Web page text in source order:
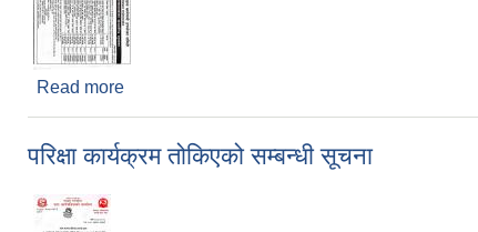
Read more
परिक्षा कार्यक्रम तोकिएको सम्बन्धी सूचना